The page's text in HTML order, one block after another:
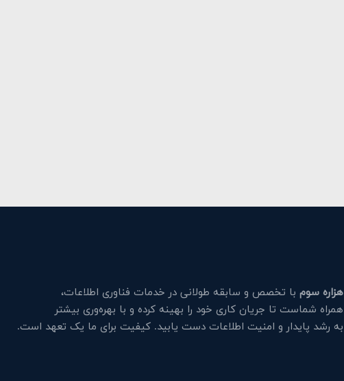
هزاره سومبا تخصص و سابقه طولانی در خدمات فناوری اطلاعات،
همراه شماست تا جریان کاری خود را بهینه کرده و با بهره‌وری بیشتر
به رشد پایدار و امنیت اطلاعات دست یابید. کیفیت برای ما یک تعهد است.